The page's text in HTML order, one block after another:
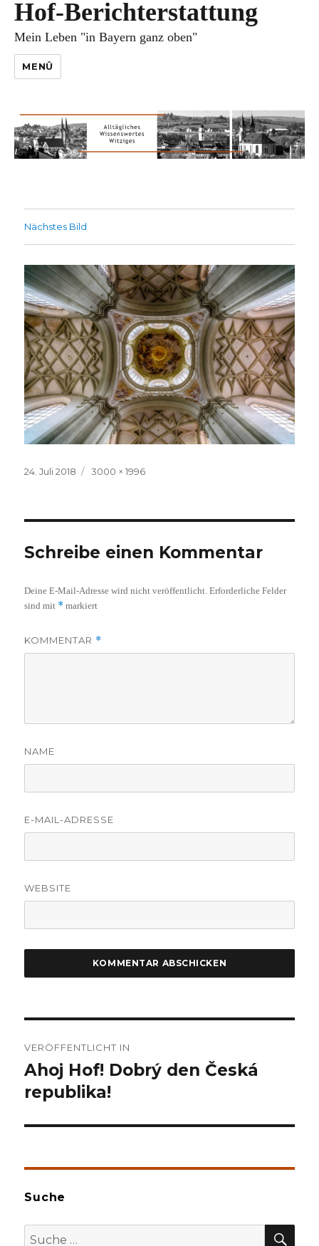
Hof-Berichterstattung
Mein Leben "in Bayern ganz oben"
MENÜ
Nächstes Bild
Veröffentlicht
24. Juli 2018
Volle
3000 × 1996
Schreibe einen Kommentar
Deine E-Mail-Adresse wird nicht veröffentlicht. Erforderliche Felder
sind mit * markiert
KOMMENTAR *
NAME
E-MAIL-ADRESSE
WEBSITE
VERÖFFENTLICHT IN
Ahoj Hof! Dobrý den Česká
republika!
Suche
Suche